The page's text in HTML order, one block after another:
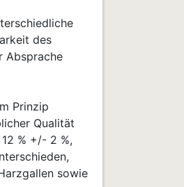
des
Absprache
Prinzip
Qualität
% +/- 2 %,
sowie